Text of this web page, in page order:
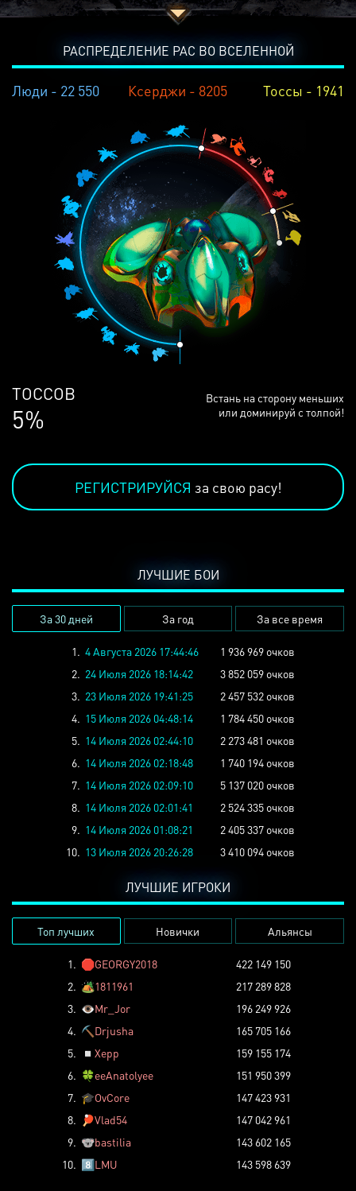
РАСПРЕДЕЛЕНИЕ РАС ВО ВСЕЛЕННОЙ
Люди - 22 550 Ксерджи - 8205 Тоссы - 1941
ЛЮДЕЙ
68%
Встань на сторону меньших
или доминируй с толпой!
РЕГИСТРИРУЙСЯ за свою расу!
ЛУЧШИЕ БОИ
За 30 дней За год За все время
1. 4 Августа 2026 17:44:46
1 936 969 очков
2. 24 Июля 2026 18:14:42
3 852 059 очков
3. 23 Июля 2026 19:41:25
2 457 532 очков
4. 15 Июля 2026 04:48:14
1 784 450 очков
5. 14 Июля 2026 02:44:10
2 273 481 очков
6. 14 Июля 2026 02:18:48
1 740 194 очков
7. 14 Июля 2026 02:09:10
5 137 020 очков
8. 14 Июля 2026 02:01:41
2 524 335 очков
9. 14 Июля 2026 01:08:21
2 405 337 очков
10. 13 Июля 2026 20:26:28 3 410 094 очков
ЛУЧШИЕ ИГРОКИ
Топ лучших Новички Альянсы
1. 🛑GEORGY2018
422 149 150
2. 🏕️1811961
217 289 828
3. 👁️Mr_Jor
196 249 926
4. ⛏️ Drjusha
165 705 166
5.
◽ Xepp
159 155 174
6. 🍀eeAnatolyee
151 950 399
7. 🎓OvCore
147 423 931
8.
🏓Vlad54
147 042 961
9. 🐨bastilia
143 602 165
10. 8️⃣LMU 143 598 639